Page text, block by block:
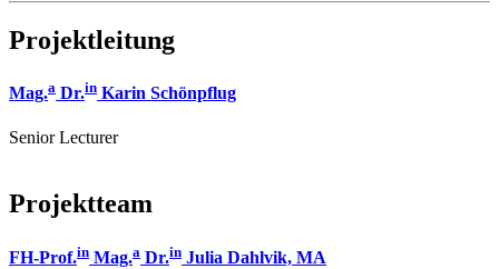
Projektleitung
Mag.a Dr.in Karin Schönpflug
Senior Lecturer
Projektteam
FH-Prof.in Mag.a Dr.in Julia Dahlvik, MA